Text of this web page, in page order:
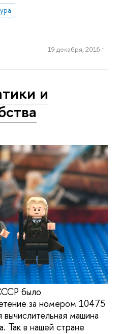
19 декабря, 2016 г.
и
было
за номером 10475
машина
Так в нашей стране